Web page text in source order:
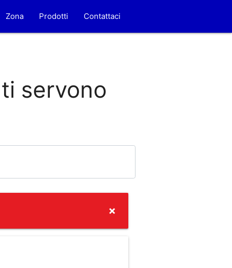
Zona Prodotti Contattaci
servono
×